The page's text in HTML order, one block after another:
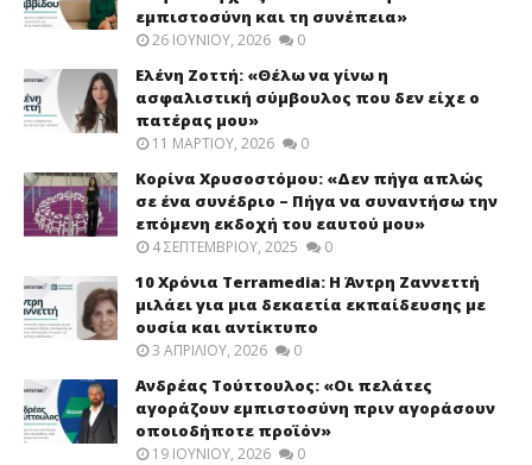
εμπιστοσύνη και τη συνέπεια»
26 ΙΟΥΝΊΟΥ, 2026 0
Ελένη Ζοττή: «Θέλω να γίνω η
ασφαλιστική σύμβουλος που δεν είχε ο
πατέρας μου»
11 ΜΑΡΤΊΟΥ, 2026 0
Κορίνα Χρυσοστόμου: «Δεν πήγα απλώς
σε ένα συνέδριο – Πήγα να συναντήσω την
επόμενη εκδοχή του εαυτού μου»
4 ΣΕΠΤΕΜΒΡΊΟΥ, 2025 0
10 Χρόνια Terramedia: Η Άντρη Ζαννεττή
μιλάει για μια δεκαετία εκπαίδευσης με
ουσία και αντίκτυπο
3 ΑΠΡΙΛΊΟΥ, 2026 0
Ανδρέας Τούττουλος: «Οι πελάτες
αγοράζουν εμπιστοσύνη πριν αγοράσουν
οποιοδήποτε προϊόν»
19 ΙΟΥΝΊΟΥ, 2026 0